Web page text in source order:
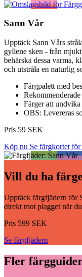
Sann Vår
Upptäck Sann Vårs
gyllene sken - från
behärska dessa varma,
och utstråla en naturlig
Färgpalett med
Färger att
OBS: Levereras
Pris 59 SEK
Köp nu Se färgkortet
Vill du ha
Upptäck färgfjädern för
direkt mot plagget när
Pris 599 SEK
Se färgfjädern
Fler